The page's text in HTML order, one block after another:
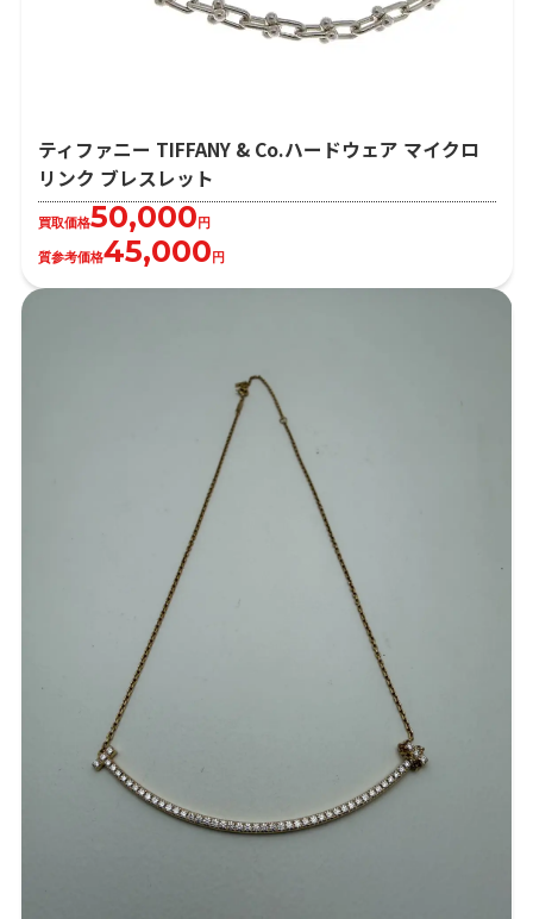
ティファニー TIFFANY & Co.ハードウェア マイクロ
リンク ブレスレット
買取価格50,000円
質参考価格45,000円